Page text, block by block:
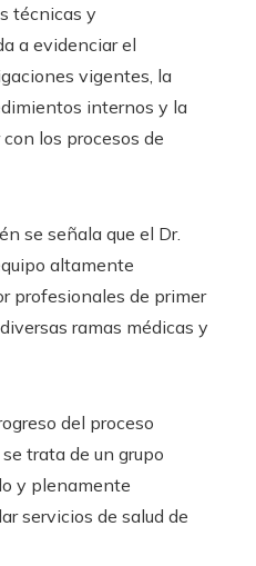
técnicas y
a evidenciar el
vigentes, la
internos y la
los procesos de
se señala que el Dr.
altamente
profesionales de primer
ramas médicas y
del proceso
trata de un grupo
y plenamente
servicios de salud de